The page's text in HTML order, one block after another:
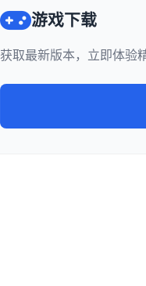
游戏下载
获取最新版本，立即体验